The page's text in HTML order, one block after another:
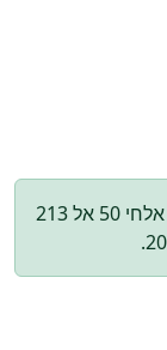
נא לשים לב הסניף עבר מרחוב טארק עבד אלחי 50 אל 213